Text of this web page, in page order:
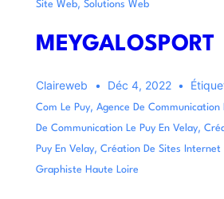
Site Web Solutions Web
MEYGALOSPORT
Claireweb Déc 4, 2022
Com Le Puy, Agence De Communication
De Communication Le Puy En Velay,
Puy En Velay, Création De Sites Internet
Graphiste Haute Loire